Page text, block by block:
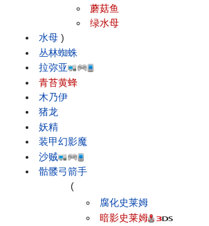
水母
蘑菇鱼
绿水母
)
丛林蜘蛛
拉弥亚
青苔黄蜂
木乃伊
猪龙
妖精
装甲幻影魔
沙贼
骷髅弓箭手
(
腐化史莱姆
暗影史莱姆